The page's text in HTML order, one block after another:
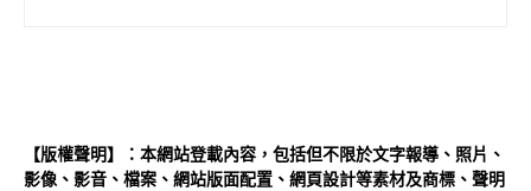
【版權聲明】：本網站登載內容，包括但不限於文字報導、照片、
影像、影音、檔案、網站版面配置、網頁設計等素材及商標、聲明